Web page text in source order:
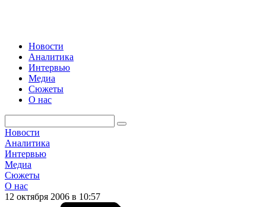
Новости
Аналитика
Интервью
Медиа
Сюжеты
О нас
Новости
Аналитика
Интервью
Медиа
Сюжеты
О нас
12 октября 2006 в 10:57